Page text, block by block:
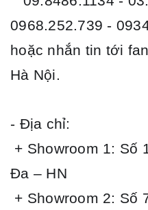
0968.252.739 -
hoặc nhắn tin tới
Hà Nội.
- Địa chỉ:
+ Showroom 1: Số
Đa – HN
+ Showroom 2: Số